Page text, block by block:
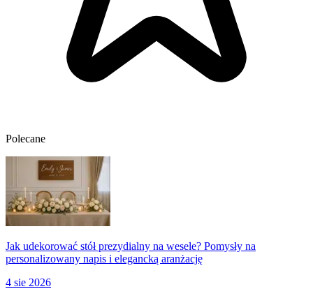
Polecane
Jak udekorować stół prezydialny na wesele? Pomysły na
personalizowany napis i elegancką aranżację
4 sie 2026